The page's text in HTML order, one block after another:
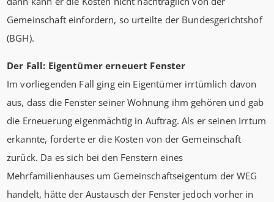
Gemeinschaft einfordern, so urteilte der Bundesgerichtshof
(BGH).
Der Fall: Eigentümer erneuert Fenster
Im vorliegenden Fall ging ein Eigentümer irrtümlich davon
aus, dass die Fenster seiner Wohnung ihm gehören und gab
die Erneuerung eigenmächtig in Auftrag. Als er seinen Irrtum
erkannte, forderte er die Kosten von der Gemeinschaft
zurück. Da es sich bei den Fenstern eines
Mehrfamilienhauses um Gemeinschaftseigentum der WEG
handelt, hätte der Austausch der Fenster jedoch vorher in